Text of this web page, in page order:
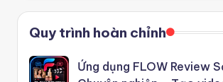
Quy trình hoàn chỉnh
Ứng dụng FLOW Review